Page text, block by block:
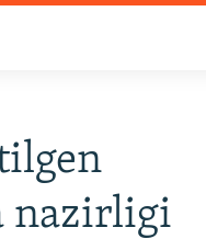
nazirligi